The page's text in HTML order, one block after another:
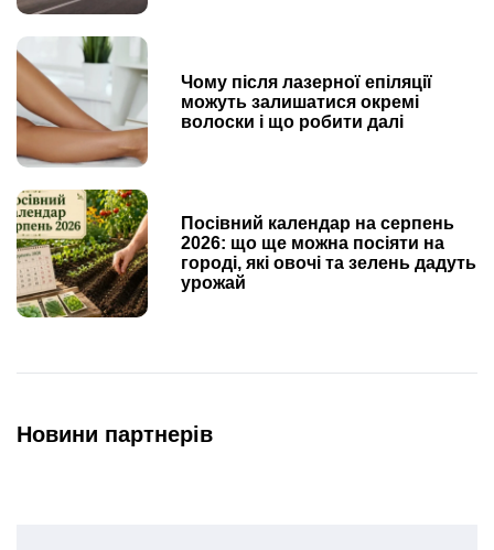
Чому після лазерної епіляції
можуть залишатися окремі
волоски і що робити далі
Посівний календар на серпень
2026: що ще можна посіяти на
городі, які овочі та зелень дадуть
урожай
Новини партнерів